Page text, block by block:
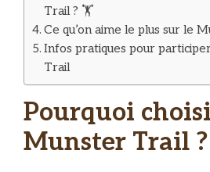
Trail ? 🏋️
Ce qu’on aime le plus sur le
Infos pratiques pour
Trail
Pourquoi
Munster Trail ?